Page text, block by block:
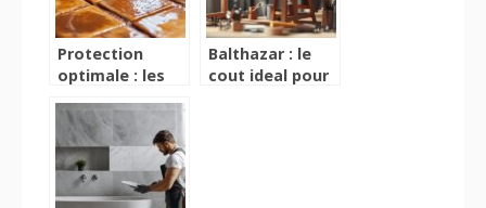
Protection
optimale : les
parfaite
hydrofugation
des tomettes
Balthazar : le
cout ideal pour